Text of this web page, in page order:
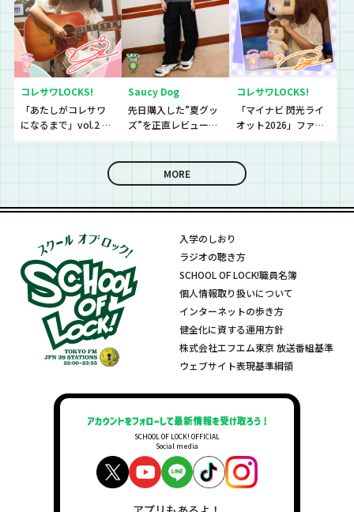
コレサワLOCKS!
「あたしがコレサワ
になるまで」vol.2 開
催！！
Saucy Dog
先日購入した”夏グッ
ズ”を正直レビューし
ていきました！
コレサワLOCKS!
「マイナビ 閃光ライ
オット2026」ファイ
ナリストたちの音源
MORE
入学のしおり
ラジオの聴き方
SCHOOL OF LOCK!職員名簿
個人情報取り扱いについて
インターネットの歩き方
健全化に資する運用方針
株式会社エフエム東京 放送番組基準
ウェブサイト表現基準綱領
SCHOOL OF LOCK! OFFICIAL
Social media